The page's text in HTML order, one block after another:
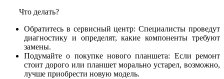
Что делать?
Обратитесь в сервисный центр: Специалисты проведут
диагностику и определят, какие компоненты требуют
замены.
Подумайте о покупке нового планшета: Если ремонт
стоит дорого или планшет морально устарел, возможно,
лучше приобрести новую модель.